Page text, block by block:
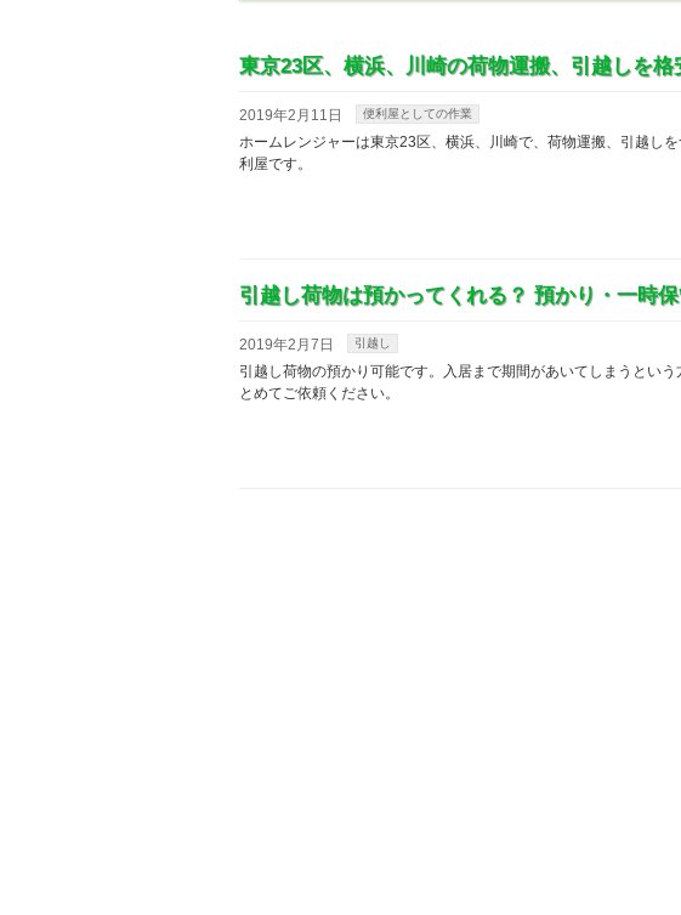
東京23区、横浜、川崎の荷物運搬、引越しを格
2019年2月11日 便利屋としての作業
ホームレンジャーは東京23区、横浜、川崎で、荷物運搬、引越し
利屋です。
引越し荷物は預かってくれる？ 預かり・一時保
2019年2月7日 引越し
引越し荷物の預かり可能です。入居まで期間があいてしまうとい
とめてご依頼ください。